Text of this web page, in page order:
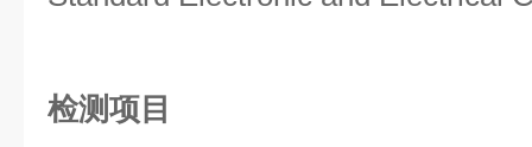
检测项目